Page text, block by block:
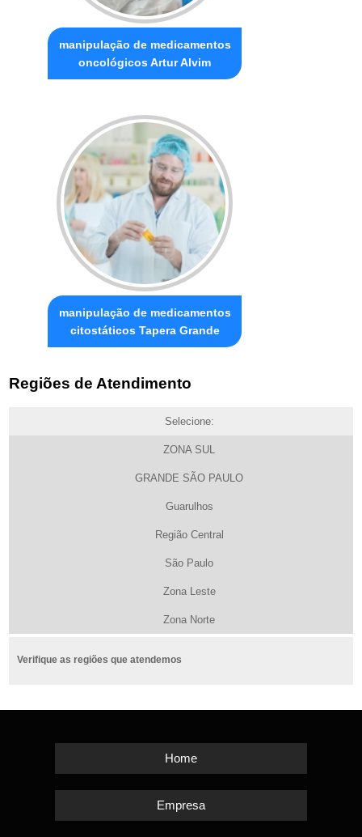
manipulação de medicamentos
oncológicos Artur Alvim
manipulação de medicamentos
citostáticos Tapera Grande
Regiões de Atendimento
Selecione:
ZONA SUL
GRANDE SÃO PAULO
Guarulhos
Região Central
São Paulo
Zona Leste
Zona Norte
Verifique as regiões que atendemos
Home
Empresa